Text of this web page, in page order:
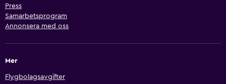
Press
Samarbetsprogram
Annonsera med oss
Mer
Flygbolagsavgifter